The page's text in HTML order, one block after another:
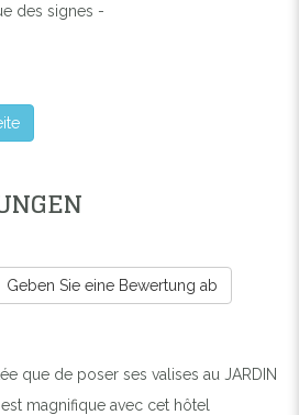
des signes -
Geben Sie eine Bewertung ab
que de poser ses valises au JARDIN
est magnifique avec cet hôtel